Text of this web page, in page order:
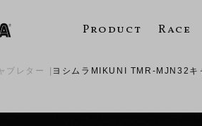
Product Race
ブレター ヨシムラMIKUNI TMR-MJN32キ